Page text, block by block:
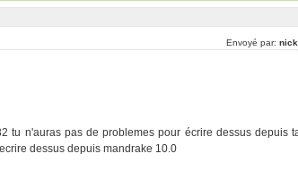
Envoyé par:
tu n'auras pas de problemes pour écrire dessus depuis
dessus depuis mandrake 10.0